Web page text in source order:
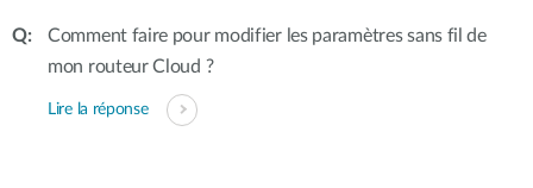
Comment faire pour modifier les paramètres sans fil de
mon routeur Cloud ?
Lire la réponse